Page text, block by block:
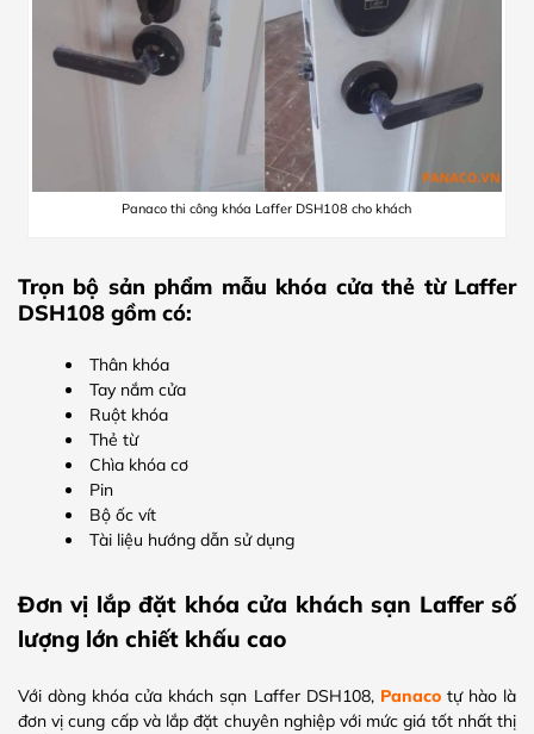
Panaco thi công khóa Laffer DSH108 cho khách
Trọn bộ sản phẩm mẫu khóa cửa thẻ từ Laffer
DSH108 gồm có:
Thân khóa
Tay nắm cửa
Ruột khóa
Thẻ từ
Chìa khóa cơ
Pin
Bộ ốc vít
Tài liệu hướng dẫn sử dụng
Đơn vị lắp đặt khóa cửa khách sạn Laffer số
lượng lớn chiết khấu cao
Với dòng khóa cửa khách sạn Laffer DSH108, Panacotự hào là
đơn vị cung cấp và lắp đặt chuyên nghiệp với mức giá tốt nhất thị